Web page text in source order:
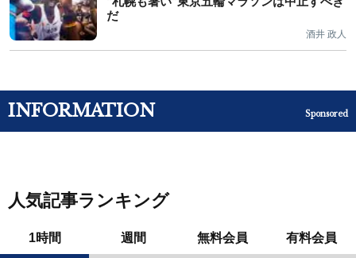
だ
酒井 政人
INFORMATION Sponsored
人気記事ランキング
1時間 週間 無料会員 有料会員